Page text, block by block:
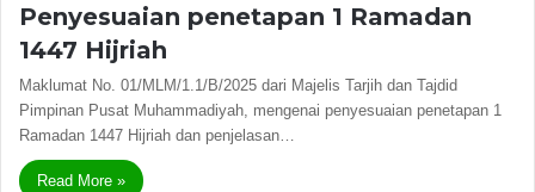
Penyesuaian penetapan 1 Ramadan
1447 Hijriah
Maklumat No. 01/MLM/1.1/B/2025 dari Majelis Tarjih dan Tajdid
Pimpinan Pusat Muhammadiyah, mengenai penyesuaian penetapan 1
Ramadan 1447 Hijriah dan penjelasan…
Read More »